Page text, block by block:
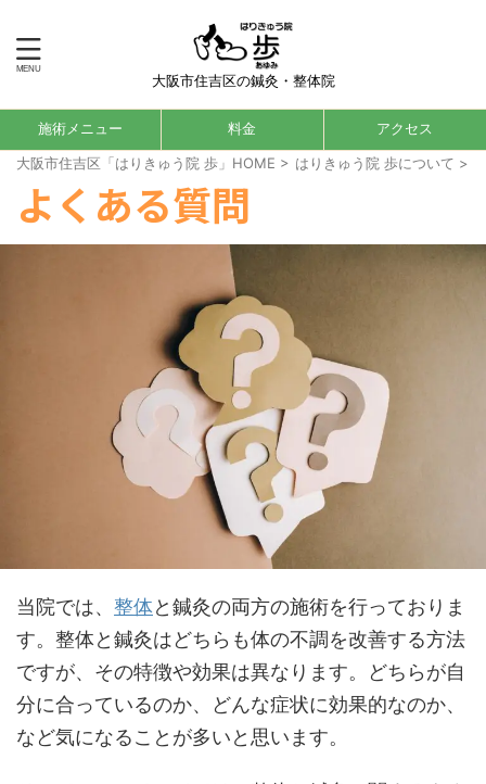
大阪市住吉区の鍼灸・整体院
施術メニュー 料金 アクセス
大阪市住吉区「はりきゅう院 歩」HOME > はりきゅう院 歩について >
よくある質問
当院では、 整体と鍼灸の両方の施術を行っておりま
す。整体と鍼灸はどちらも体の不調を改善する方法
ですが、その特徴や効果は異なります。どちらが自
分に合っているのか、どんな症状に効果的なのか、
など気になることが多いと思います。